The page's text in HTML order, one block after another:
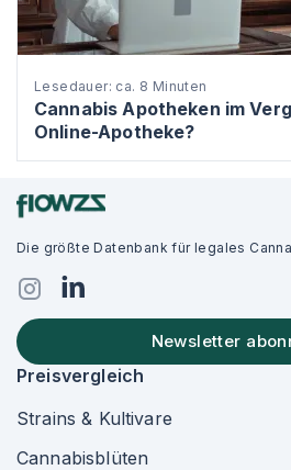
Lesedauer: ca. 8 Minuten
Cannabis Apotheken im
Online-Apotheke?
Die größte Datenbank für legales
Newsletter
Preisvergleich
Strains & Kultivare
Cannabisblüten